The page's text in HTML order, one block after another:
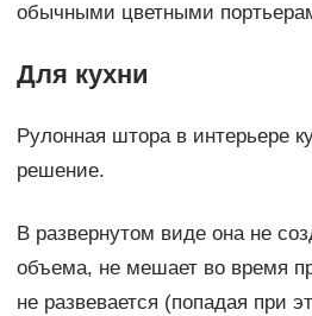
обычными цветными
Для кухни
Рулонная штора в интерьере
решение.
В развернутом виде она не
объема, не мешает во время
не развевается (попадая при